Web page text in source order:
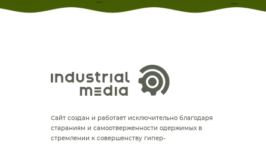
Сайт создан и работает исключительно благодаря
стараниям и самоотверженности одержимых в
стремлении к совершенству гипер-